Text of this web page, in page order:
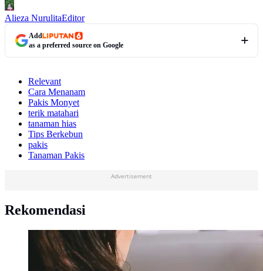
Alieza NurulitaEditor
Add
as a preferred source on Google
Relevant
Cara Menanam
Pakis Monyet
terik matahari
tanaman hias
Tips Berkebun
pakis
Tanaman Pakis
Advertisement
Rekomendasi